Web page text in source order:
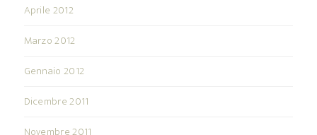
Aprile 2012
Marzo 2012
Gennaio 2012
Dicembre 2011